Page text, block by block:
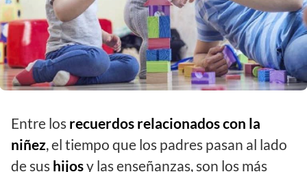
Entre los recuerdos relacionados con la
niñez, el tiempo que los padres pasan al lado
de sus hijosy las enseñanzas, son los más